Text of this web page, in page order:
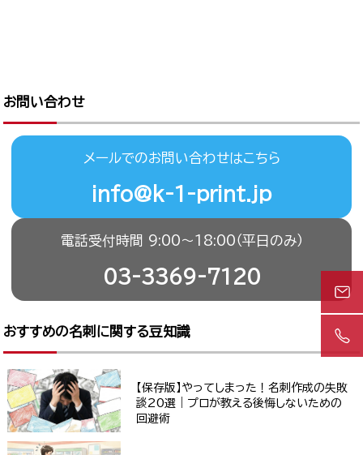
お問い合わせ
メールでのお問い合わせはこちら
info@k-1-print.jp
電話受付時間 9:00〜18:00（平日のみ）
03-3369-7120
おすすめの名刺に関する豆知識
【保存版】やってしまった！名刺作成の失敗
談20選｜プロが教える後悔しないための
回避術